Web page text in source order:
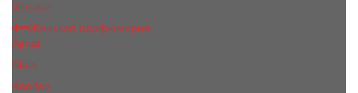
Versace
Женская парфюмерия
Ajmal
Alaia
Annifen